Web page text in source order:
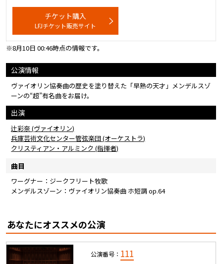
チケット購入
LFJチケット販売サイト
※8月10日 00:46時点の情報です。
公演情報
ヴァイオリン協奏曲の歴史を塗り替えた「早熟の天才」メンデルスゾ
ーンの“超”有名曲をお届け。
出演
辻彩奈 (ヴァイオリン)
兵庫芸術文化センター管弦楽団 (オーケストラ)
クリスティアン・アルミンク (指揮者)
曲目
ワーグナー：ジークフリート牧歌
メンデルスゾーン：ヴァイオリン協奏曲 ホ短調 op.64
あなたにオススメの公演
公演番号： 111